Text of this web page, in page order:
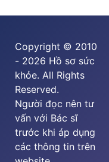
Copyright © 2010
- 2026 Hồ sơ sức
khỏe. All Rights
Reserved.
Người đọc nên tư
vấn với Bác sĩ
trước khi áp dụng
các thông tin trên